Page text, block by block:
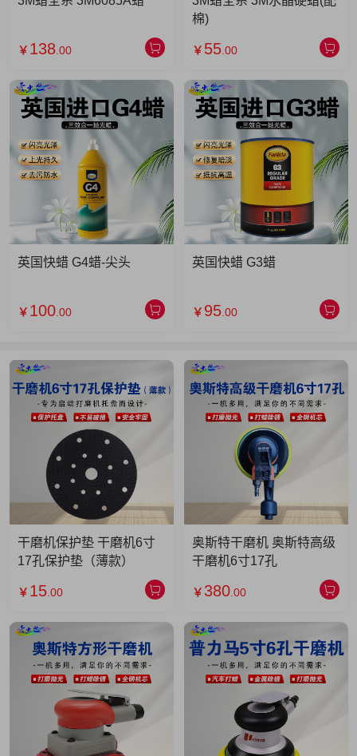
￥ 138 .00
棉)
￥ 55 .00
英国快蜡 G4蜡-尖头
￥ 100 .00
英国快蜡 G3蜡
￥ 95 .00
干磨机保护垫 干磨机6寸
17孔保护垫（薄款）
￥ 15 .00
奥斯特干磨机 奥斯特高级
干磨机6寸17孔
￥ 380 .00